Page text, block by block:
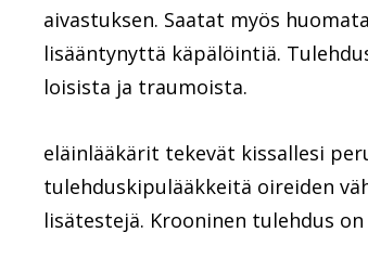
aivastuksen. Saatat myös
lisääntynyttä käpälöintiä.
loisista ja traumoista.
eläinlääkärit tekevät kissallesi
tulehduskipulääkkeitä oireiden
lisätestejä. Krooninen tulehdus